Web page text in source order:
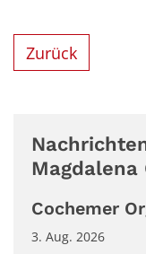
Zurück
Magdalena
Cochemer
3. Aug. 2026